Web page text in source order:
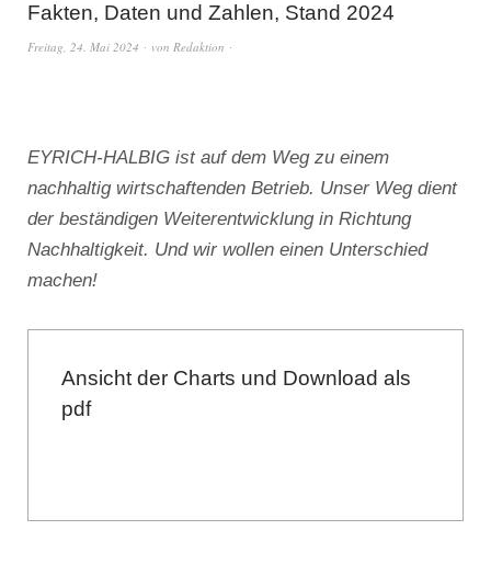
Fakten, Daten und Zahlen, Stand 2024
Freitag, 24. Mai 2024 von Redaktion
EYRICH-HALBIG ist auf dem Weg zu einem
nachhaltig wirtschaftenden Betrieb. Unser Weg dient
der beständigen Weiterentwicklung in Richtung
Nachhaltigkeit. Und wir wollen einen Unterschied
machen!
Ansicht der Charts und Download als
pdf